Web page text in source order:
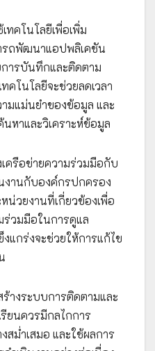
ทคโนโลยีเพื่อเพิ่ม
รถพัฒนาแอปพลิเคชัน
ารบันทึกและติดตาม
คโนโลยีจะช่วยลดเวลา
มแม่นยำของข้อมูล และ
หาและวิเคราะห์ข้อมูล
ครือข่ายความร่วมมือกับ
งานกับองค์กรปกครอง
วยงานที่เกี่ยวข้องเพื่อ
วมมือในการดูแล
แกร่งจะช่วยให้การแก้ไข
างระบบการติดตามและ
ยนควรมีกลไกการ
สม่ำเสมอ และใช้ผลการ